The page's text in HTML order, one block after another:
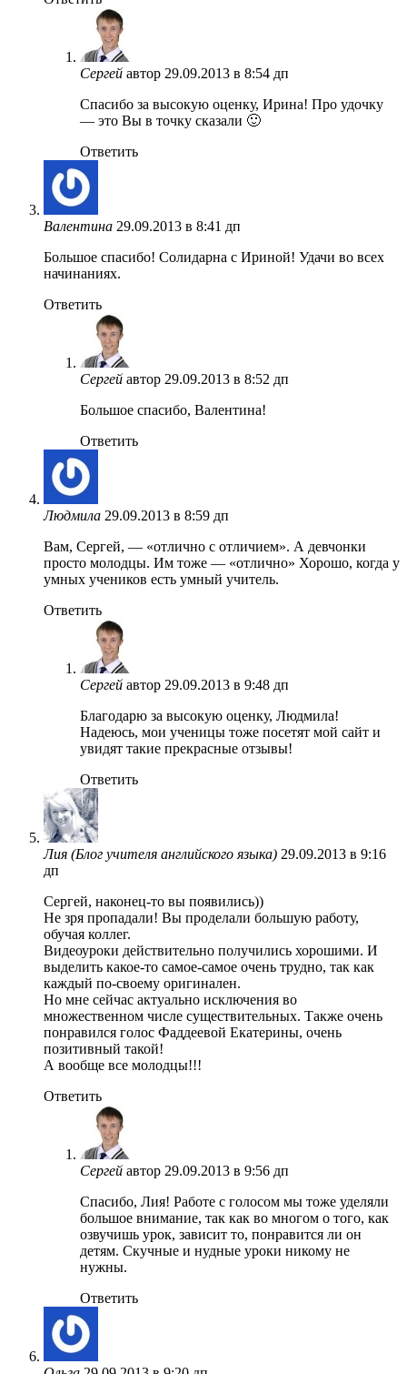
Сергей автор 29.09.2013 в 8:54 дп
Спасибо за высокую оценку, Ирина! Про удочку
— это Вы в точку сказали 🙂
Ответить
Валентина 29.09.2013 в 8:41 дп
Большое спасибо! Солидарна с Ириной! Удачи во всех
начинаниях.
Ответить
Сергей автор 29.09.2013 в 8:52 дп
Большое спасибо, Валентина!
Ответить
Людмила 29.09.2013 в 8:59 дп
Вам, Сергей, — «отлично с отличием». А девчонки
просто молодцы. Им тоже — «отлично» Хорошо, когда у
умных учеников есть умный учитель.
Ответить
Сергей автор 29.09.2013 в 9:48 дп
Благодарю за высокую оценку, Людмила!
Надеюсь, мои ученицы тоже посетят мой сайт и
увидят такие прекрасные отзывы!
Ответить
Лия (Блог учителя английского языка) 29.09.2013 в 9:16
дп
Сергей, наконец-то вы появились))
Не зря пропадали! Вы проделали большую работу,
обучая коллег.
Видеоуроки действительно получились хорошими. И
выделить какое-то самое-самое очень трудно, так как
каждый по-своему оригинален.
Но мне сейчас актуально исключения во
множественном числе существительных. Также очень
понравился голос Фаддеевой Екатерины, очень
позитивный такой!
А вообще все молодцы!!!
Ответить
Сергей автор 29.09.2013 в 9:56 дп
Спасибо, Лия! Работе с голосом мы тоже уделяли
большое внимание, так как во многом о того, как
озвучишь урок, зависит то, понравится ли он
детям. Скучные и нудные уроки никому не
нужны.
Ответить